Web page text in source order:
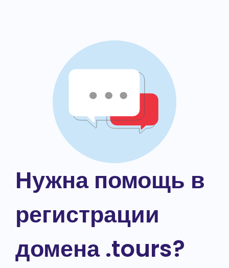
Нужна помощь в
регистрации
домена .tours?